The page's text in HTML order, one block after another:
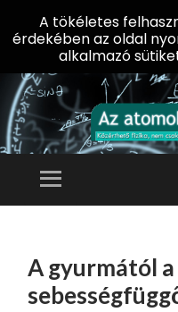
Menü
TARTALOMHOZ
A gyurmától
A tökéletes
érdekében az oldal
alkalmazó